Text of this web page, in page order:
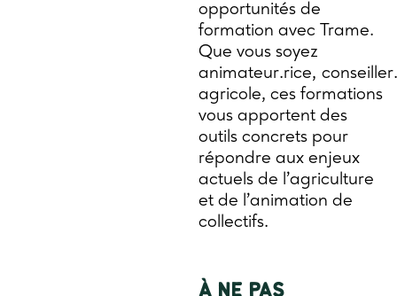
opportunités de
formation avec Trame.
Que vous soyez
animateur.rice,
agricole, ces formations
vous apportent des
outils concrets pour
répondre aux enjeux
actuels de l’agriculture
et de l’animation de
collectifs.
À NE PAS